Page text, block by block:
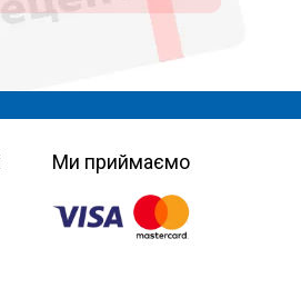
Ми приймаємо